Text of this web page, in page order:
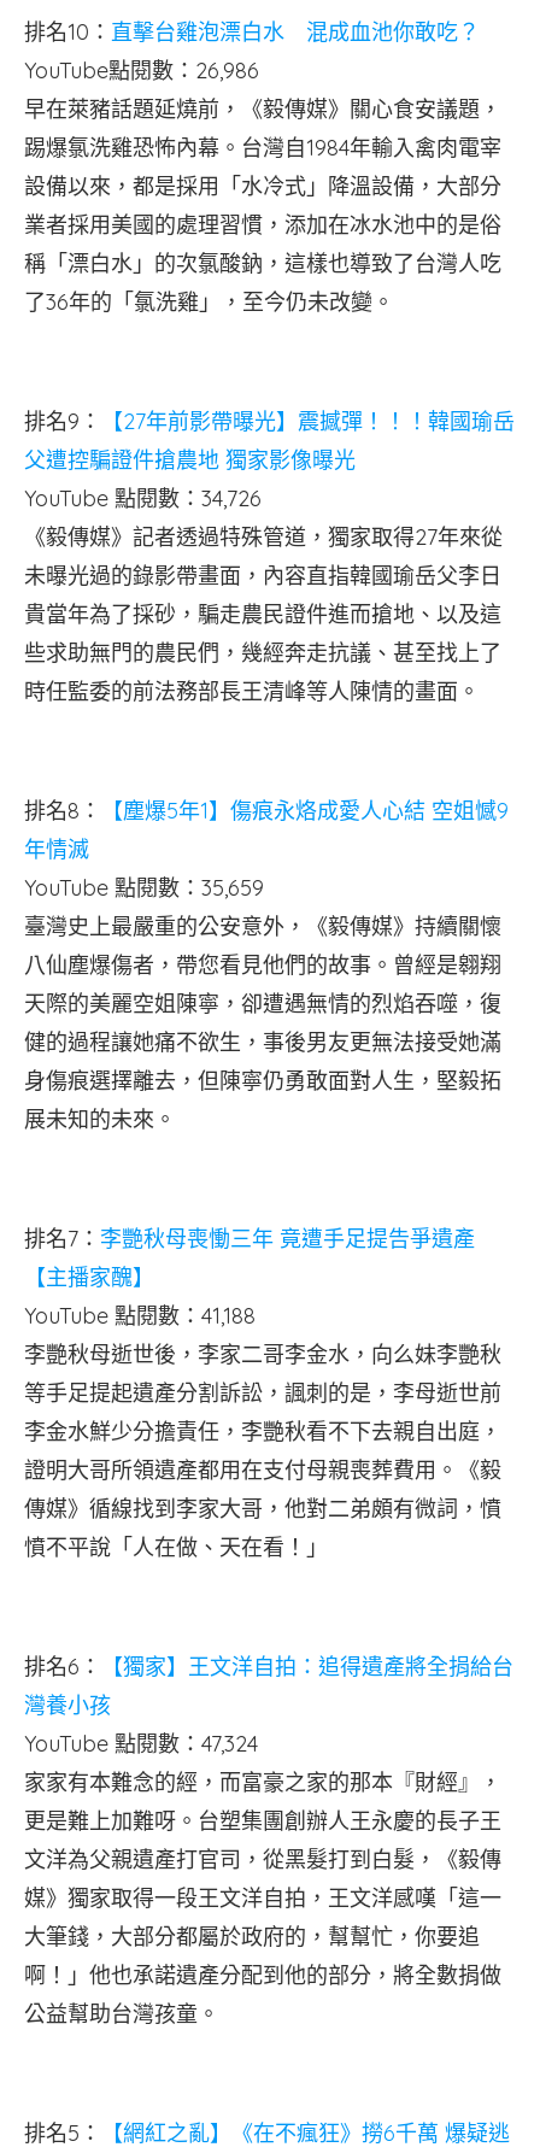
排名10： 直擊台雞泡漂白水 混成血池你敢吃？
YouTube點閱數：26,986
早在萊豬話題延燒前，《毅傳媒》關心食安議題，
踢爆氯洗雞恐怖內幕。台灣自1984年輸入禽肉電宰
設備以來，都是採用「水冷式」降溫設備，大部分
業者採用美國的處理習慣，添加在冰水池中的是俗
稱「漂白水」的次氯酸鈉，這樣也導致了台灣人吃
了36年的「氯洗雞」，至今仍未改變。
排名9：
【27年前影帶曝光】震撼彈！！！韓國瑜岳
父遭控騙證件搶農地 獨家影像曝光
YouTube 點閱數：34,726
《毅傳媒》記者透過特殊管道，獨家取得27年來從
未曝光過的錄影帶畫面，內容直指韓國瑜岳父李日
貴當年為了採砂，騙走農民證件進而搶地、以及這
些求助無門的農民們，幾經奔走抗議、甚至找上了
時任監委的前法務部長王清峰等人陳情的畫面。
排名8：
【塵爆5年1】傷痕永烙成愛人心結 空姐憾9
年情滅
YouTube 點閱數：35,659
臺灣史上最嚴重的公安意外，《毅傳媒》持續關懷
八仙塵爆傷者，帶您看見他們的故事。曾經是翱翔
天際的美麗空姐陳寧，卻遭遇無情的烈焰吞噬，復
健的過程讓她痛不欲生，事後男友更無法接受她滿
身傷痕選擇離去，但陳寧仍勇敢面對人生，堅毅拓
展未知的未來。
排名7： 李艷秋母喪慟三年 竟遭手足提告爭遺產
【主播家醜】
YouTube 點閱數：41,188
李艷秋母逝世後，李家二哥李金水，向么妹李艷秋
等手足提起遺產分割訴訟，諷刺的是，李母逝世前
李金水鮮少分擔責任，李艷秋看不下去親自出庭，
證明大哥所領遺產都用在支付母親喪葬費用。《毅
傳媒》循線找到李家大哥，他對二弟頗有微詞，憤
憤不平說「人在做、天在看！」
排名6：
【獨家】王文洋自拍：追得遺產將全捐給台
灣養小孩
YouTube 點閱數：47,324
家家有本難念的經，而富豪之家的那本『財經』，
更是難上加難呀。台塑集團創辦人王永慶的長子王
文洋為父親遺產打官司，從黑髮打到白髮，《毅傳
媒》獨家取得一段王文洋自拍，王文洋感嘆「這一
大筆錢，大部分都屬於政府的，幫幫忙，你要追
啊！」他也承諾遺產分配到他的部分，將全數捐做
公益幫助台灣孩童。
排名5： 【網紅之亂】《在不瘋狂》撈6千萬 爆疑逃